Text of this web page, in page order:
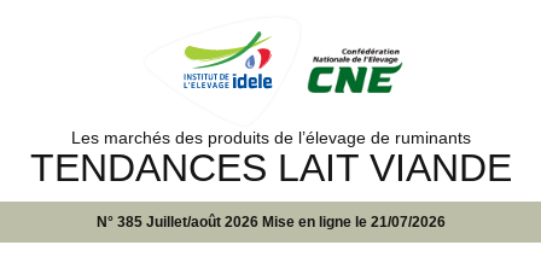
Les marchés des produits de l’élevage de ruminants
TENDANCES LAIT VIANDE
N° 385 Juillet/août 2026 Mise en ligne le 21/07/2026